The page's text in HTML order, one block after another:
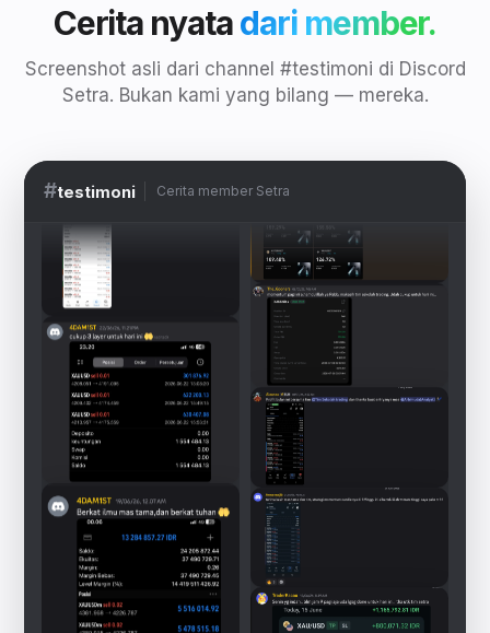
Cerita nyatadari member.
Screenshot asli dari channel #testimoni di Discord
Setra. Bukan kami yang bilang — mereka.
#testimoni Cerita member Setra